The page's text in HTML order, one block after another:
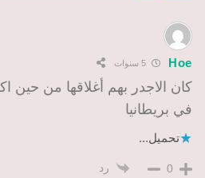
Hoe 5 سنوات
كان الاجدر بهم أغلاقها من حين
في بريطانيا
تحميل...
0 رد